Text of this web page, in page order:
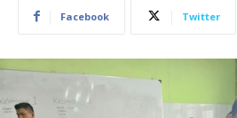
Facebook Twitter